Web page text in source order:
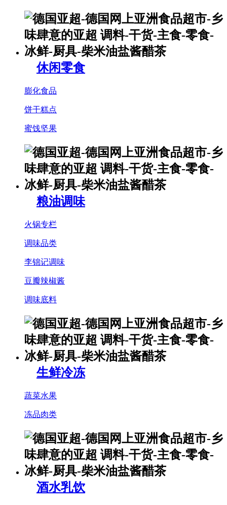
休闲零食
膨化食品
饼干糕点
蜜饯坚果
粮油调味
火锅专栏
调味品类
李锦记调味
豆瓣辣椒酱
调味底料
生鲜冷冻
蔬菜水果
冻品肉类
酒水乳饮